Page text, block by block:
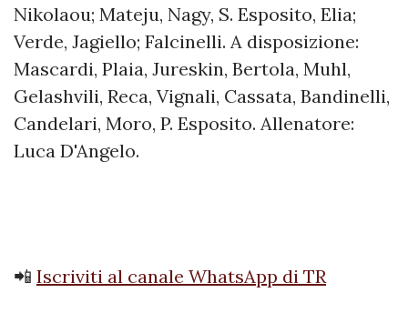
Nikolaou; Mateju, Nagy, S. Esposito, Elia;
Verde, Jagiello; Falcinelli. A disposizione:
Mascardi, Plaia, Jureskin, Bertola, Muhl,
Gelashvili, Reca, Vignali, Cassata, Bandinelli,
Candelari, Moro, P. Esposito. Allenatore:
Luca D'Angelo.
📲 Iscriviti al canale WhatsApp di TR